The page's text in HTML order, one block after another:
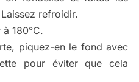
refroidir.
180°C.
piquez-en le fond avec
pour éviter que cela